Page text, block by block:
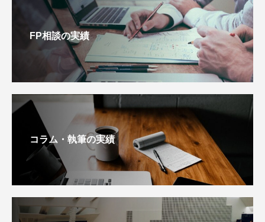
FP相談の実績
コラム・執筆の実績